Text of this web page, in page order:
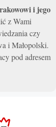
i jego
z Wami
czy
i Małopolski.
pod adresem